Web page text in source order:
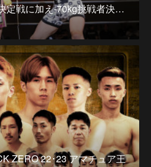
定戦に加え-70kg挑戦者決…
ZERO 22･23 アマチュア王